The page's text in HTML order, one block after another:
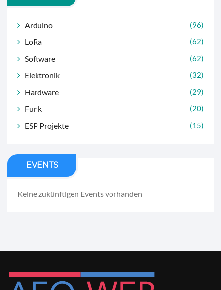
Arduino (96)
LoRa (62)
Software (62)
Elektronik (32)
Hardware (29)
Funk (20)
ESP Projekte (15)
EVENTS
Keine zukünftigen Events vorhanden